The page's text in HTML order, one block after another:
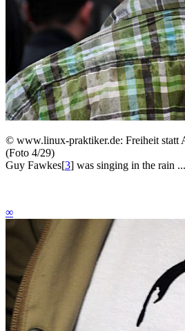
© www.linux-praktiker.de: Freiheit statt
(Foto 4/29)
Guy Fawkes[3] was singing in the rain
∞